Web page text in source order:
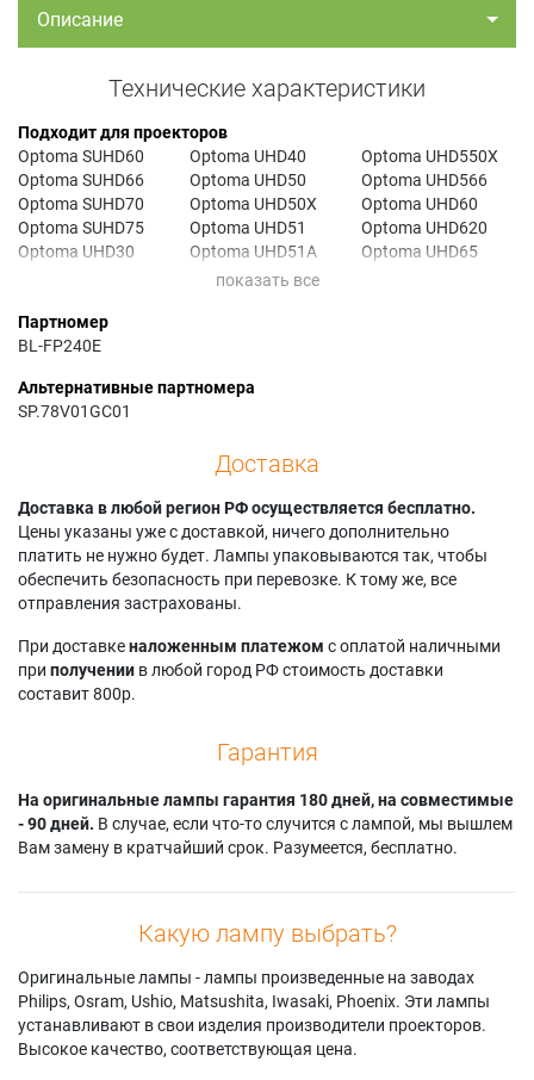
Описание
Технические характеристики
Подходит для проекторов
Optoma SUHD60
Optoma SUHD66
Optoma SUHD70
Optoma SUHD75
Optoma UHD30
Optoma UHD370X
Optoma UHD40
Optoma UHD50
Optoma UHD50X
Optoma UHD51
Optoma UHD51A
Optoma UHD51ALV
Optoma UHD550X
Optoma UHD566
Optoma UHD60
Optoma UHD620
Optoma UHD65
Партномер
BL-FP240E
Альтернативные партномера
SP.78V01GC01
Доставка
Доставка в любой регион РФ осуществляется бесплатно.
Цены указаны уже с доставкой, ничего дополнительно
платить не нужно будет. Лампы упаковываются так, чтобы
обеспечить безопасность при перевозке. К тому же, все
отправления застрахованы.
При доставкеналоженным платежом с оплатой наличными
при получении в любой город РФ стоимость доставки
составит 800р.
Гарантия
На оригинальные лампы гарантия 180 дней, на совместимые
- 90 дней. В случае, если что-то случится с лампой, мы вышлем
Вам замену в кратчайший срок. Разумеется, бесплатно.
Какую лампу выбрать?
Оригинальные лампы - лампы произведенные на заводах
Philips, Osram, Ushio, Matsushita, Iwasaki, Phoenix. Эти лампы
устанавливают в свои изделия производители проекторов.
Высокое качество, соответствующая цена.